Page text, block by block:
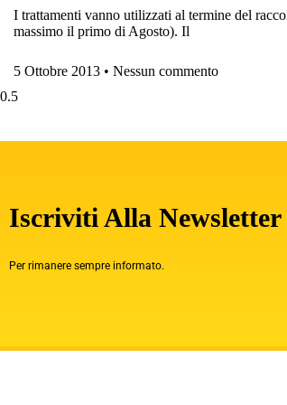
I trattamenti vanno utilizzati al termine del
massimo il primo di Agosto). Il
5 Ottobre 2013 Nessun commento
Iscriviti Alla Newsletter
Per rimanere sempre informato.